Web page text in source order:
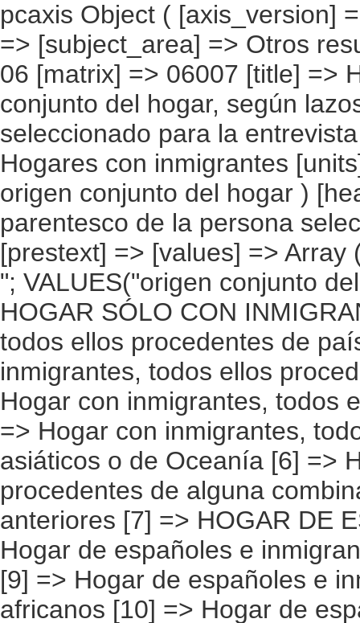
pcaxis Object ( [axis_version] => [creation_date] => 20080708 [note] => [subject_area] => Otros resultados nacionales [subject_code] => 06 [matrix] => 06007 [title] => Hogares con inmigrantes por origen conjunto del hogar, según lazos de parentesco del inmigrante seleccionado para la entrevista [description] => [contents] => Hogares con inmigrantes [units] => hogares [stub] => Array ( [0] => origen conjunto del hogar ) [heading] => Array ( [0] => lazos de parentesco de la persona seleccionada con las personas del hogar ) [prestext] => [values] => Array ( [:www.ine.es tel: " "+34 91 5839100 "; VALUES("origen conjunto del hogar] => Array ( [0] => Total [1] => HOGAR SÓLO CON INMIGRANTES [2] => Hogar con inmigrantes, todos ellos procedentes de países europeos [3] => Hogar con inmigrantes, todos ellos procedentes de países africanos [4] => Hogar con inmigrantes, todos ellos procedentes de americanos [5] => Hogar con inmigrantes, todos ellos procedentes de países asiáticos o de Oceanía [6] => Hogar con inmigrantes, todos ellos procedentes de alguna combinación de las agrupaciones de países anteriores [7] => HOGAR DE ESPAÑOLES E INMIGRANTES [8] => Hogar de españoles e inmigrantes procedentes de países europeos [9] => Hogar de españoles e inmigrantes procedentes de países africanos [10] => Hogar de españoles e inmigrantes procedentes de países americanos [11] => Hogar de españoles e inmigrantes procedentes de países asiáticos o de Oceanía [12] => Hogar de españoles e inmigrantes procedentes de alguna combinación de las agrupaciones de países anteriores ) [lazos de parentesco de la persona seleccionada con las personas del hogar] => Array ( [0] => Total [1] => Sin pareja ni hijos [2] => Sin pareja pero con